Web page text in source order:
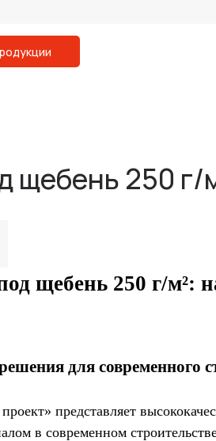
щебень 250 г/
щебень 250 г/м²:
для современного
представляет
в современном